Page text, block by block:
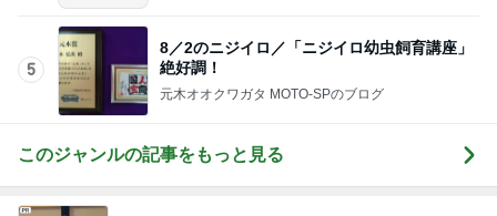
5
8／2のニジイロ／「ニジイロ幼虫飼育講座」
絶好調！
元木オオクワガタ MOTO-SPのブログ
このジャンルの記事をもっと見る